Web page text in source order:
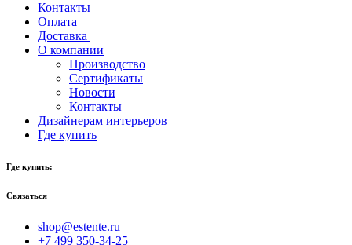
Контакты
Оплата
Доставка
О компании
Производство
Сертификаты
Новости
Контакты
Дизайнерам интерьеров
Где купить
Где купить:
Связаться
shop@estente.ru
+7 499 350-34-25